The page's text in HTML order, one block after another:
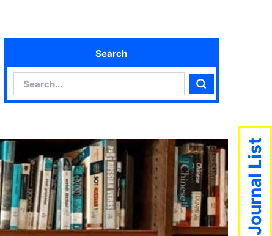
Search
Search
Journal List